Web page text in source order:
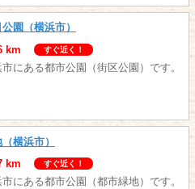
園（横浜市）
km
すぐ近く！
にある都市公園（街区公園）です。
横浜市）
km
すぐ近く！
にある都市公園（都市緑地）です。